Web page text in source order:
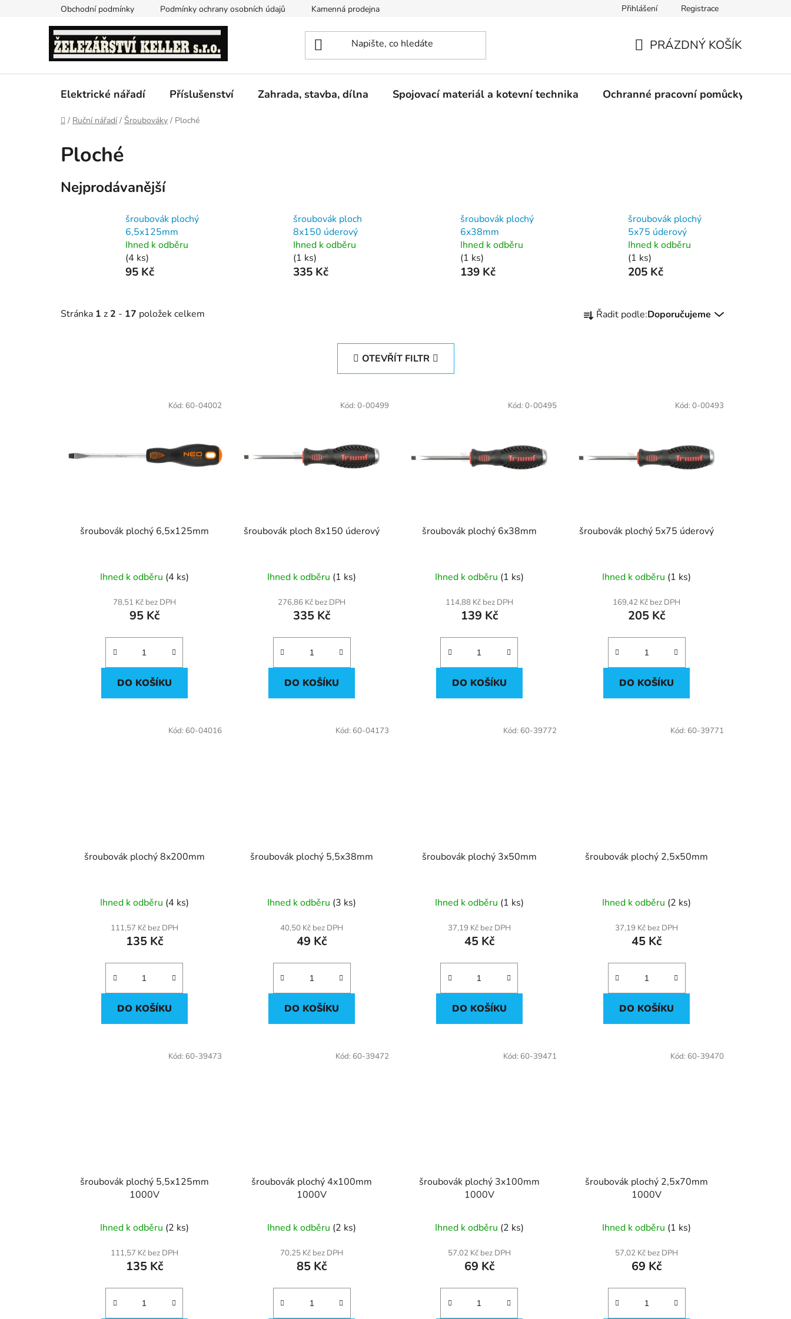
Obchodní podmínky Podmínky ochrany osobních údajů Kamenná prodejna Přihlášení Registrace
KOŠÍK
PRÁZDNÝ KOŠÍK
Elektrické nářadí Příslušenství Zahrada, stavba, dílna Spojovací materiál a kotevní technika Ochranné pracovní pomůcky
Domů
/ Ruční nářadí / Šroubováky / Ploché
Ploché
Nejprodávanější
šroubovák plochý
6,5x125mm
Ihned k odběru
(4 ks)
95 Kč
šroubovák ploch
8x150 úderový
Ihned k odběru
(1 ks)
335 Kč
šroubovák plochý
6x38mm
Ihned k odběru
(1 ks)
139 Kč
šroubovák plochý
5x75 úderový
Ihned k odběru
(1 ks)
205 Kč
Stránka 1 z 2 - 17 položek celkem
a
u
Řadit podle:Doporučujeme
OTEVŘÍT FILTR
šroubovák plochý 6,5x125mm
Ihned k odběru (4 ks)
78,51 Kč bez DPH
95 Kč
DO KOŠÍKU
Kód: 60-04002
šroubovák ploch 8x150 úderový
Ihned k odběru (1 ks)
276,86 Kč bez DPH
335 Kč
DO KOŠÍKU
Kód: 0-00499
šroubovák plochý 6x38mm
Ihned k odběru (1 ks)
114,88 Kč bez DPH
139 Kč
DO KOŠÍKU
Kód: 0-00495
šroubovák plochý 5x75 úderový
Ihned k odběru (1 ks)
169,42 Kč bez DPH
205 Kč
DO KOŠÍKU
Kód: 0-00493
šroubovák plochý 8x200mm
Ihned k odběru (4 ks)
111,57 Kč bez DPH
135 Kč
DO KOŠÍKU
Kód: 60-04016
šroubovák plochý 5,5x38mm
Ihned k odběru (3 ks)
40,50 Kč bez DPH
49 Kč
DO KOŠÍKU
Kód: 60-04173
šroubovák plochý 3x50mm
Ihned k odběru (1 ks)
37,19 Kč bez DPH
45 Kč
DO KOŠÍKU
Kód: 60-39772
šroubovák plochý 2,5x50mm
Ihned k odběru (2 ks)
37,19 Kč bez DPH
45 Kč
DO KOŠÍKU
Kód: 60-39771
šroubovák plochý 5,5x125mm
1000V
Ihned k odběru (2 ks)
111,57 Kč bez DPH
135 Kč
Kód: 60-39473
šroubovák plochý 4x100mm
1000V
Ihned k odběru (2 ks)
70,25 Kč bez DPH
85 Kč
Kód: 60-39472
šroubovák plochý 3x100mm
1000V
Ihned k odběru (2 ks)
57,02 Kč bez DPH
69 Kč
Kód: 60-39471
šroubovák plochý 2,5x70mm
1000V
Ihned k odběru (1 ks)
57,02 Kč bez DPH
69 Kč
Kód: 60-39470